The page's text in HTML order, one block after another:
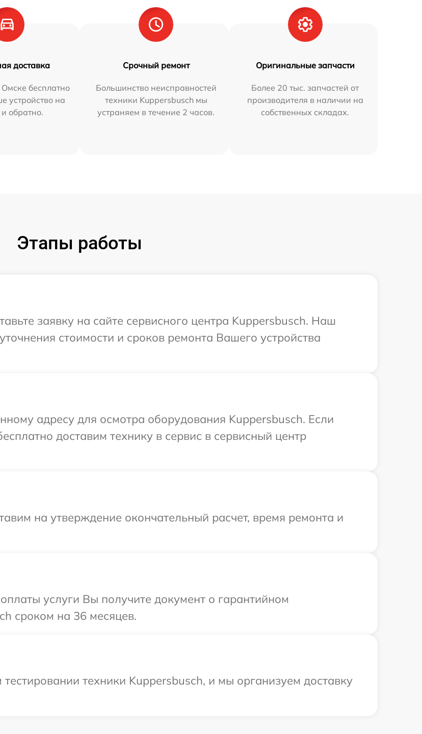
доставка
бесплатно
устройство на
обратно.
Срочный ремонт
Большинство неисправностей
техники Kuppersbusch мы
устраняем в течение 2 часов.
Оригинальные запчасти
Более 20 тыс. запчастей от
производителя в наличии на
собственных складах.
Этапы работы
заявку на сайте сервисного центра Kuppersbusch. Наш
стоимости и сроков ремонта Вашего устройства
адресу для осмотра оборудования Kuppersbusch. Если
доставим технику в сервис в сервисный центр
на утверждение окончательный расчет, время ремонта и
услуги Вы получите документ о гарантийном
сроком на 36 месяцев.
техники Kuppersbusch, и мы организуем доставку